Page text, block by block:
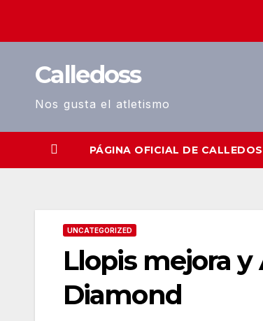
Calledoss
Nos gusta el atletismo
PÁGINA OFICIAL DE
UNCATEGORIZED
Llopis mejora
Diamond